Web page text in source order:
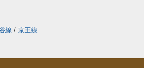
線 / 京王線